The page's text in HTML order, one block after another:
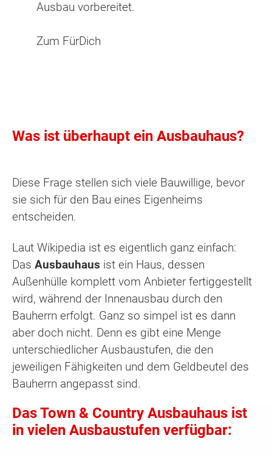
Ausbau vorbereitet.
Zum FürDich
Was ist überhaupt ein Ausbauhaus?
Diese Frage stellen sich viele Bauwillige, bevor
sie sich für den Bau eines Eigenheims
entscheiden.
Laut Wikipedia ist es eigentlich ganz einfach:
Das Ausbauhaus ist ein Haus, dessen
Außenhülle komplett vom Anbieter fertiggestellt
wird, während der Innenausbau durch den
Bauherrn erfolgt. Ganz so simpel ist es dann
aber doch nicht. Denn es gibt eine Menge
unterschiedlicher Ausbaustufen, die den
jeweiligen Fähigkeiten und dem Geldbeutel des
Bauherrn angepasst sind.
Das Town & Country Ausbauhaus ist
in vielen Ausbaustufen verfügbar: